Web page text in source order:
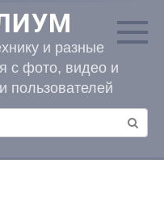
и разные
с фото, видео и
пользователей